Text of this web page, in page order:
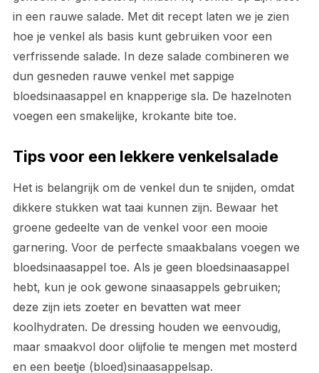
in een rauwe salade. Met dit recept laten we je zien
hoe je venkel als basis kunt gebruiken voor een
verfrissende salade. In deze salade combineren we
dun gesneden rauwe venkel met sappige
bloedsinaasappel en knapperige sla. De hazelnoten
voegen een smakelijke, krokante bite toe.
Tips voor een lekkere venkelsalade
Het is belangrijk om de venkel dun te snijden, omdat
dikkere stukken wat taai kunnen zijn. Bewaar het
groene gedeelte van de venkel voor een mooie
garnering. Voor de perfecte smaakbalans voegen we
bloedsinaasappel toe. Als je geen bloedsinaasappel
hebt, kun je ook gewone sinaasappels gebruiken;
deze zijn iets zoeter en bevatten wat meer
koolhydraten. De dressing houden we eenvoudig,
maar smaakvol door olijfolie te mengen met mosterd
en een beetje (bloed)sinaasappelsap.